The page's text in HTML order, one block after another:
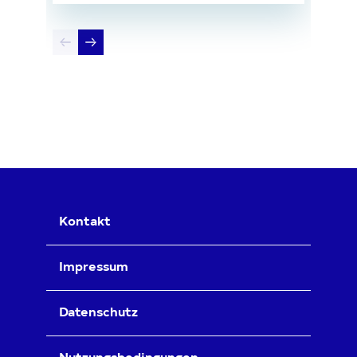
Kontakt
Impressum
Datenschutz